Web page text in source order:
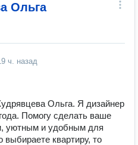
Ольга
ч. назад
Ольга. Я дизайнер
Помогу сделать ваше
уютным и удобным для
квартиру, то